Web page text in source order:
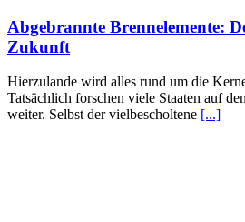
Abgebrannte Brennelemente:
Zukunft
Hierzulande wird alles rund um die
Tatsächlich forschen viele Staaten auf
weiter. Selbst der vielbescholtene [...]